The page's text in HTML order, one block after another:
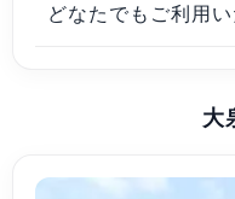
どなたでもご利用い
大